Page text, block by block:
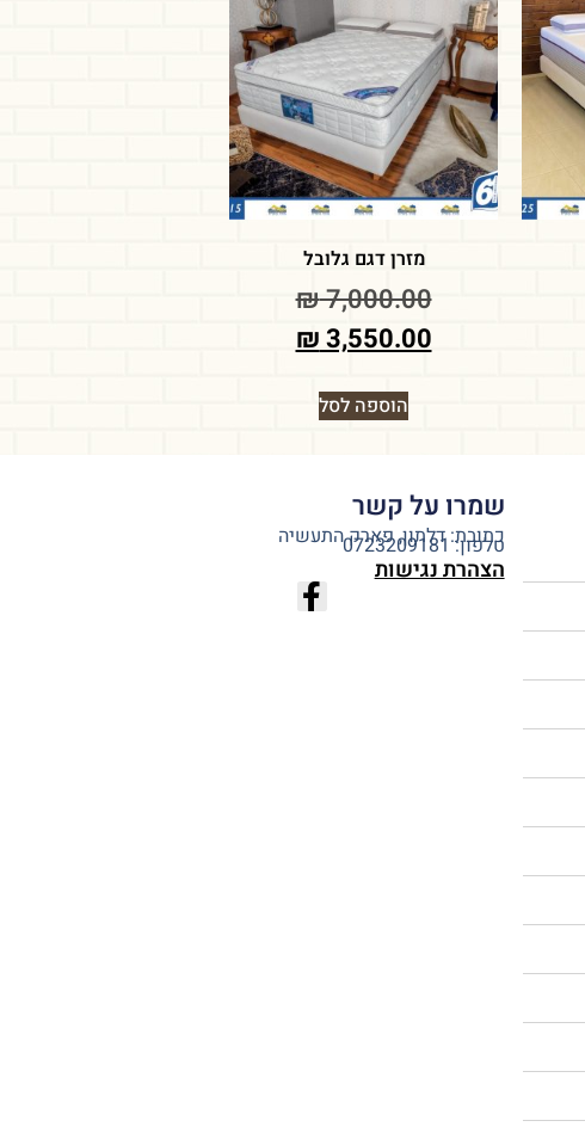
מזרן דגם גלובל
₪7,000.00
₪3,550.00
הוספה לסל
שמרו על קשר
כתובת: דלתון, פארק התעשיה
טלפון: 0723209181
הצהרת נגישות